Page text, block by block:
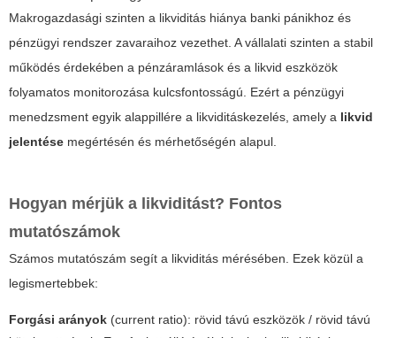
Makrogazdasági szinten a likviditás hiánya banki pánikhoz és
pénzügyi rendszer zavaraihoz vezethet. A vállalati szinten a stabil
működés érdekében a pénzáramlások és a likvid eszközök
folyamatos monitorozása kulcsfontosságú. Ezért a pénzügyi
menedzsment egyik alappillére a likviditáskezelés, amely a likvid
jelentése megértésén és mérhetőségén alapul.
Hogyan mérjük a likviditást? Fontos
mutatószámok
Számos mutatószám segít a likviditás mérésében. Ezek közül a
legismertebbek:
Forgási arányok (current ratio): rövid távú eszközök / rövid távú